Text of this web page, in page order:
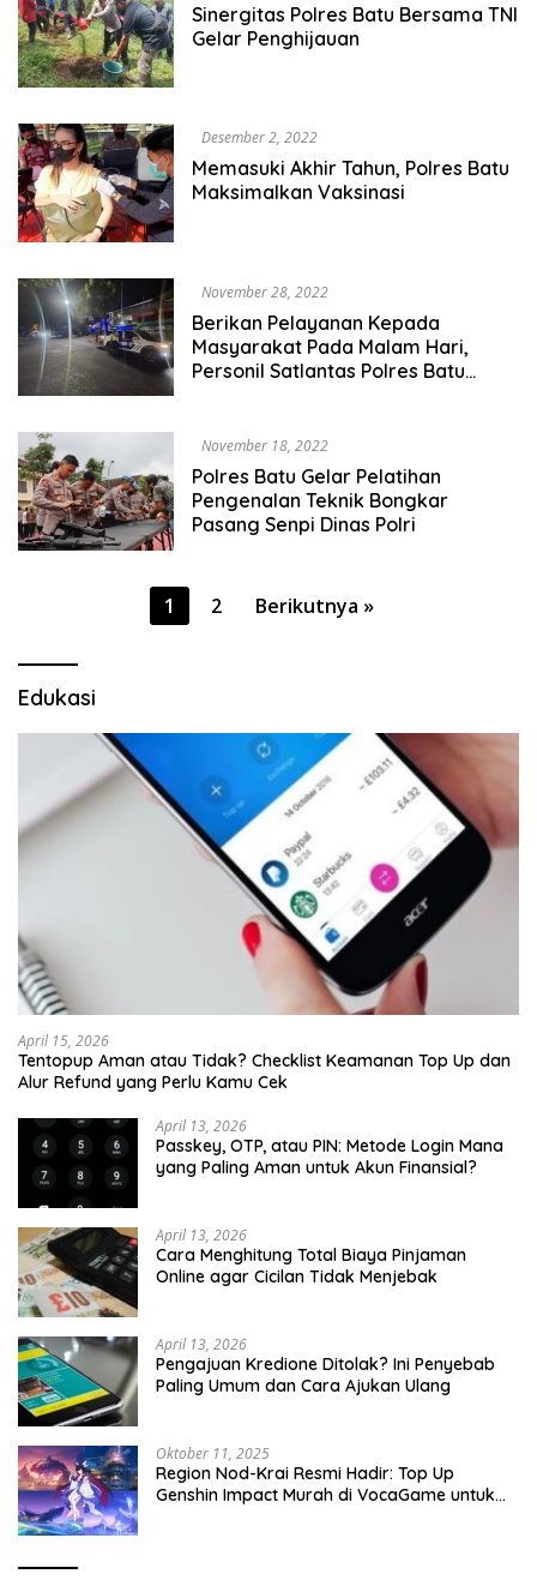
Sinergitas Polres Batu Bersama TNI
Gelar Penghijauan
Desember 2, 2022
Memasuki Akhir Tahun, Polres Batu
Maksimalkan Vaksinasi
November 28, 2022
Berikan Pelayanan Kepada
Masyarakat Pada Malam Hari,
Personil Satlantas Polres Batu
November 18, 2022
Polres Batu Gelar Pelatihan
Pengenalan Teknik Bongkar
Pasang Senpi Dinas Polri
1 2 Berikutnya »
Edukasi
April 15, 2026
Tentopup Aman atau Tidak? Checklist Keamanan Top Up dan
Alur Refund yang Perlu Kamu Cek
April 13, 2026
Passkey, OTP, atau PIN: Metode Login Mana
yang Paling Aman untuk Akun Finansial?
April 13, 2026
Cara Menghitung Total Biaya Pinjaman
Online agar Cicilan Tidak Menjebak
April 13, 2026
Pengajuan Kredione Ditolak? Ini Penyebab
Paling Umum dan Cara Ajukan Ulang
Oktober 11, 2025
Region Nod-Krai Resmi Hadir: Top Up
Genshin Impact Murah di VocaGame untuk